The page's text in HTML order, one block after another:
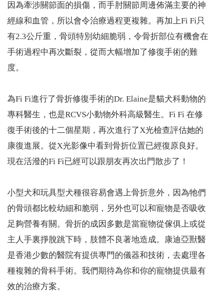
因為牽涉關節面的損傷，而手肘關節周邊佈滿主要的神
經線和血管，所以會令治療過程更複雜。再加上Fi Fi只
有2.3公斤重，骨頭特別幼細脆弱，令骨折部位有機會在
手術過程中再次斷裂，從而大幅增加了修復手術的難
度。
為Fi Fi進行了骨折修復手術的Dr. Elaine是貓犬科動物的
專科醫生，也是RCVS小動物外科高級醫生。Fi Fi 在修
復手術後的十二個星期，再次進行了X光檢查評估她的
康復進展。從X光影像中看到骨折位置已經復原良好。
現在活潑的Fi Fi已經可以跟朋友再次出門散步了！
小型犬和玩具型犬種很容易會遇上骨折意外，因為牠們
的骨頭都比較幼細和脆弱，另外也可以和寵物是否吸收
足夠營養有關。骨折的成因多數是當寵物從傢俱上或從
主人手裏掙脫跳下時，肢體不良著地造成。康迪亞獸醫
是香港少數的醫院有提供專門的儀器和技術，去處理各
種複雜的骨科手術。我們期待為你和你的寵物提供最有
效的治療方案。